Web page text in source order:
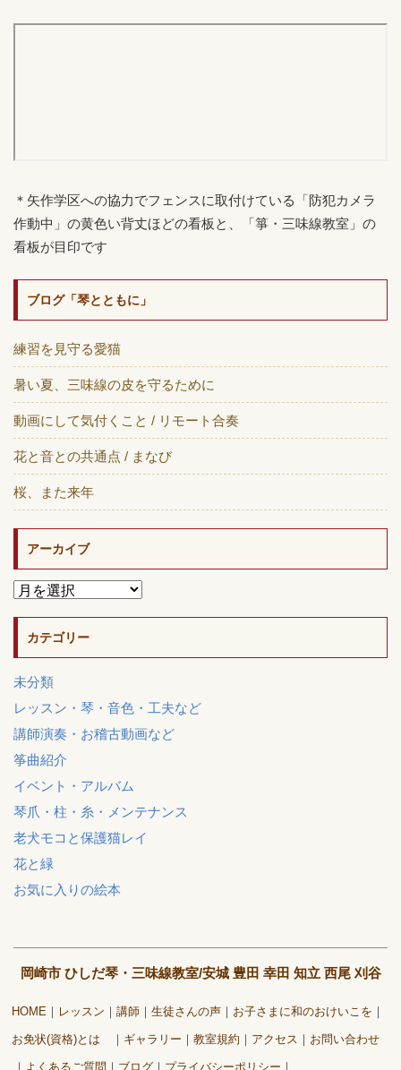
＊矢作学区への協力でフェンスに取付けている「防犯カメラ
作動中」の黄色い背丈ほどの看板と、「箏・三味線教室」の
看板が目印です
ブログ「琴とともに」
練習を見守る愛猫
暑い夏、三味線の皮を守るために
動画にして気付くこと / リモート合奏
花と音との共通点 / まなび
桜、また来年
アーカイブ
カテゴリー
未分類
レッスン・琴・音色・工夫など
講師演奏・お稽古動画など
筝曲紹介
イベント・アルバム
琴爪・柱・糸・メンテナンス
老犬モコと保護猫レイ
花と緑
お気に入りの絵本
岡崎市 ひしだ琴・三味線教室/安城 豊田 幸田 知立 西尾 刈谷
HOME レッスン 講師 生徒さんの声 お子さまに和のおけいこを
お免状(資格)とは ギャラリー 教室規約 アクセス お問い合わせ
よくあるご質問 ブログ プライバシーポリシー